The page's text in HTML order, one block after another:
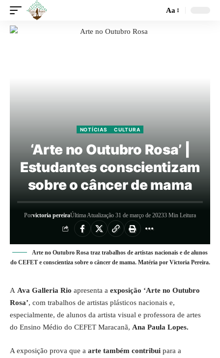
Aa
NOTÍCIAS CULTURA
‘Arte no Outubro Rosa’ |
Estudantes conscientizam
sobre o câncer de mama
Porvictoria pereiraÚltima Atualização 31 de março de 20233 Min Leitura
Arte no Outubro Rosa traz trabalhos de artistas nacionais e de alunos
do CEFET e conscientiza sobre o câncer de mama. Matéria por Victoria Pereira.
A Ava Galleria Rio apresenta a exposição ‘Arte no Outubro
Rosa’, com trabalhos de artistas plásticos nacionais e,
especialmente, de alunos da artista visual e professora de artes
do Ensino Médio do CEFET Maracanã, Ana Paula Lopes.
A exposição prova que a arte também contribui para a